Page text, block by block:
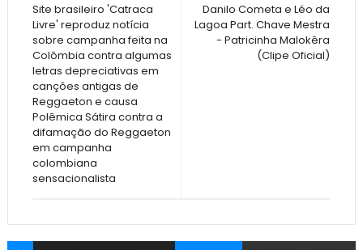
Danilo Cometa e Léo da
Lagoa Part. Chave Mestra
- Patricinha Malokêra
(Clipe Oficial)
Site brasileiro 'Catraca
Livre' reproduz notícia
sobre campanha feita na
Colômbia contra algumas
letras depreciativas em
canções antigas de
Reggaeton e causa
Polêmica Sátira contra a
difamação do Reggaeton
em campanha
colombiana
sensacionalista